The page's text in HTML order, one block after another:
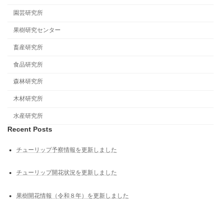
園芸研究所
果樹研究センター
畜産研究所
食品研究所
森林研究所
木材研究所
水産研究所
Recent Posts
チューリップ予察情報を更新しました
チューリップ開花状況を更新しました
果樹開花情報（令和８年）を更新しました